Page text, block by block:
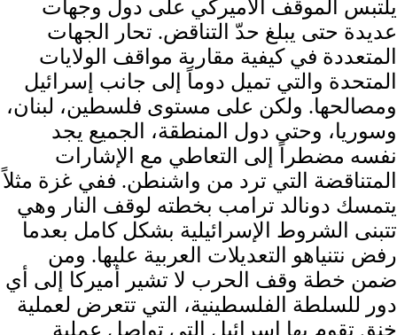
يلتبس الموقف الأميركي على دول وجهات
عديدة حتى يبلغ حدّ التناقض. تحار الجهات
المتعددة في كيفية مقاربة مواقف الولايات
المتحدة والتي تميل دوماً إلى جانب إسرائيل
ومصالحها. ولكن على مستوى فلسطين، لبنان،
وسوريا، وحتى دول المنطقة، الجميع يجد
نفسه مضطراً إلى التعاطي مع الإشارات
المتناقضة التي ترد من واشنطن. ففي غزة مثلاً
يتمسك دونالد ترامب بخطته لوقف النار وهي
تتبنى الشروط الإسرائيلية بشكل كامل بعدما
رفض نتنياهو التعديلات العربية عليها. ومن
ضمن خطة وقف الحرب لا تشير أميركا إلى أي
دور للسلطة الفلسطينية، التي تتعرض لعملية
خنق تقوم بها إسرائيل التي تواصل عملية